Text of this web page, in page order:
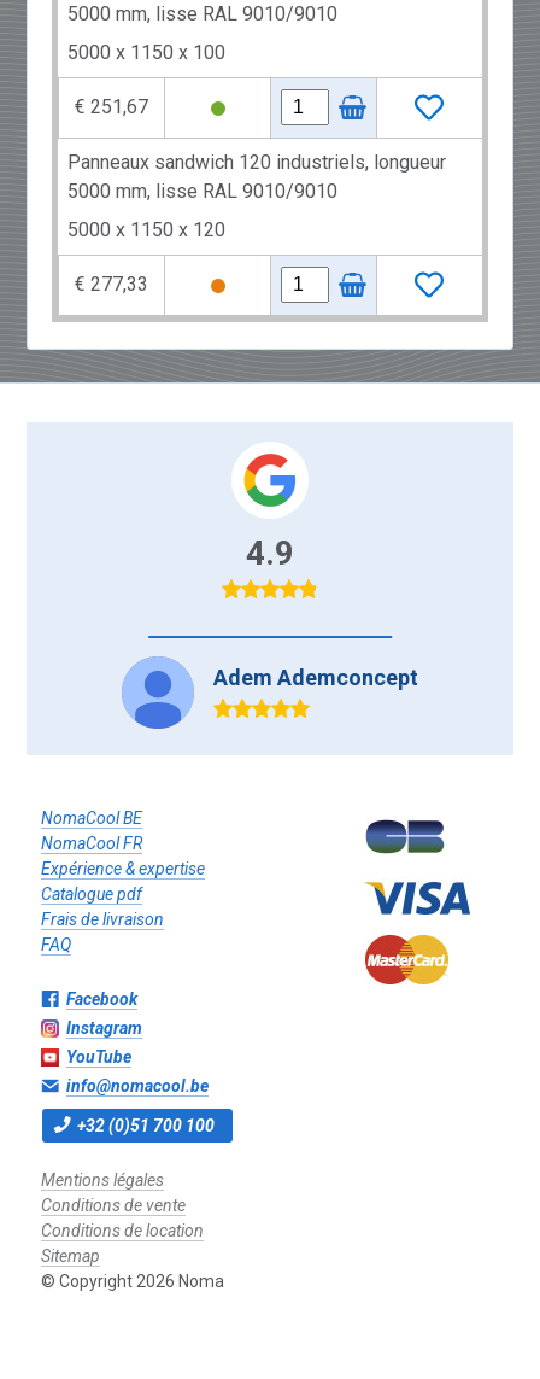
5000 mm, lisse RAL 9010/9010
5000 x 1150 x 100
€ 251,67
Panneaux sandwich 120 industriels, longueur
5000 mm, lisse RAL 9010/9010
5000 x 1150 x 120
€ 277,33
4.9
Adem Ademconcept
NomaCool BE
NomaCool FR
Expérience & expertise
Catalogue pdf
Frais de livraison
FAQ
Facebook
Instagram
YouTube
info@nomacool.be
+32 (0)51 700 100
Mentions légales
Conditions de vente
Conditions de location
Sitemap
© Copyright 2026 Noma